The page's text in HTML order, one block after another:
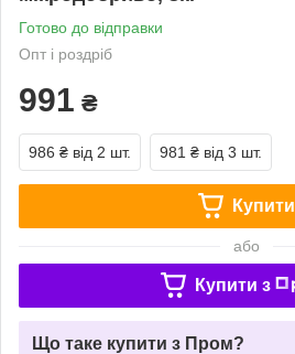
Готово до відправки
Опт і роздріб
991 ₴
986 ₴ від 2 шт. 981 ₴ від 3 шт.
Купити
або
Купити з
Що таке купити з Пром?